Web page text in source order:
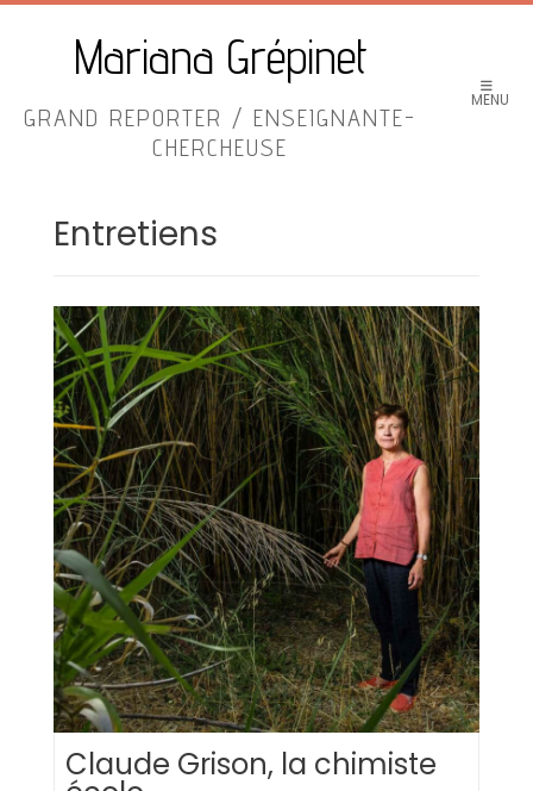
Mariana Grépinet
GRAND REPORTER / ENSEIGNANTE-
CHERCHEUSE
MENU
Entretiens
Claude Grison, la chimiste